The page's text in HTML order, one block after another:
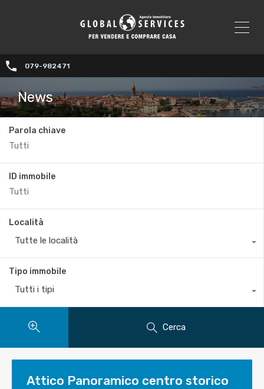
079-982471
News
Parola chiave
ID immobile
Località
Tutte le località
Tipo immobile
Tutti i tipi
Cerca
Attico Panoramico centro storico